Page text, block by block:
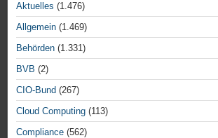
Aktuelles (1.476)
Allgemein (1.469)
Behörden (1.331)
BVB (2)
CIO-Bund (267)
Cloud Computing (113)
Compliance (562)